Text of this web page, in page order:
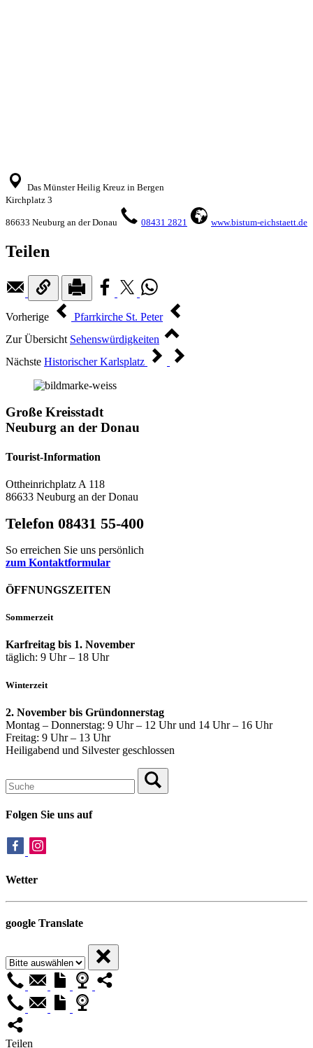
Das Münster Heilig Kreuz in Bergen
Kirchplatz 3
86633 Neuburg an der Donau 08431 2821 www.bistum-eichstaett.de
Teilen
Vorherige
Pfarrkirche St. Peter
Zur Übersicht Sehenswürdigkeiten
Nächste Historischer Karlsplatz
Große Kreisstadt
Neuburg an der Donau
Tourist-Information
Ottheinrichplatz A 118
86633 Neuburg an der Donau
Telefon 08431 55-400
So erreichen Sie uns persönlich
zum Kontaktformular
ÖFFNUNGSZEITEN
Sommerzeit
Karfreitag bis 1. November
täglich: 9 Uhr – 18 Uhr
Winterzeit
2. November bis Gründonnerstag
Montag – Donnerstag: 9 Uhr – 12 Uhr und 14 Uhr – 16 Uhr
Freitag: 9 Uhr – 13 Uhr
Heiligabend und Silvester geschlossen
Folgen Sie uns auf
Wetter
google Translate
Teilen